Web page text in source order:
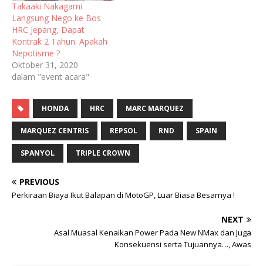
Takaaki Nakagami
Langsung Nego ke Bos
HRC Jepang, Dapat
Kontrak 2 Tahun. Apakah
Nepotisme ?
Oktober 31, 2020
dalam "event acara"
HONDA HRC MARC MARQUEZ
MARQUEZ CENTRIS REPSOL RND SPAIN
SPANYOL TRIPLE CROWN
PREVIOUS
Perkiraan Biaya Ikut Balapan di MotoGP, Luar Biasa Besarnya !
NEXT
Asal Muasal Kenaikan Power Pada New NMax dan Juga
Konsekuensi serta Tujuannya…, Awas